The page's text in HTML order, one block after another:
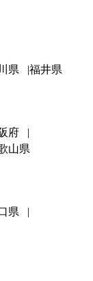
県 福井県
府
山県
県